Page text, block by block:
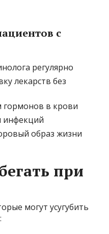
с
регулярно
лекарств без
гормонов в крови
инфекций
образ жизни
при
могут усугубить